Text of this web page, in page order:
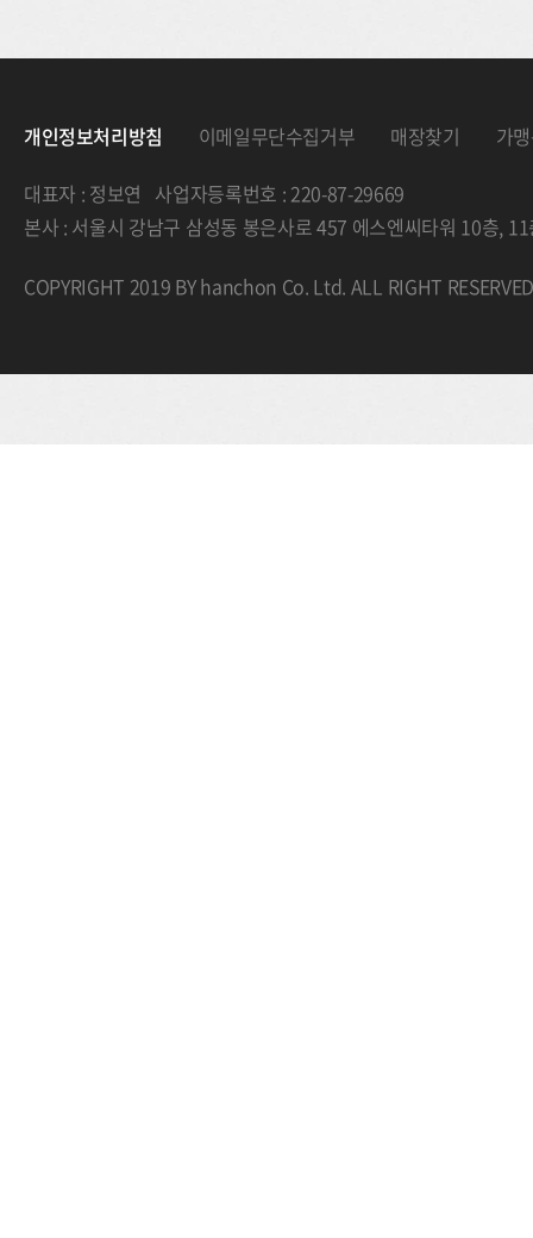
개인정보처리방침 이메일무단수집거부 매장찾기
가
대표자 : 정보연 사업자등록번호 : 220-87-29669
본사 : 서울시 강남구 삼성동 봉은사로 457 에스엔씨타워 10층,
COPYRIGHT 2019 BY hanchon Co. Ltd. ALL RIGHT